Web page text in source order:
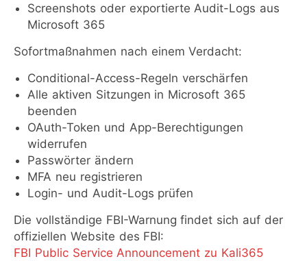
Screenshots oder exportierte Audit-Logs aus
Microsoft 365
Sofortmaßnahmen nach einem Verdacht:
Conditional-Access-Regeln verschärfen
Alle aktiven Sitzungen in Microsoft 365
beenden
OAuth-Token und App-Berechtigungen
widerrufen
Passwörter ändern
MFA neu registrieren
Login- und Audit-Logs prüfen
Die vollständige FBI-Warnung findet sich auf der
offiziellen Website des FBI:
FBI Public Service Announcement zu Kali365